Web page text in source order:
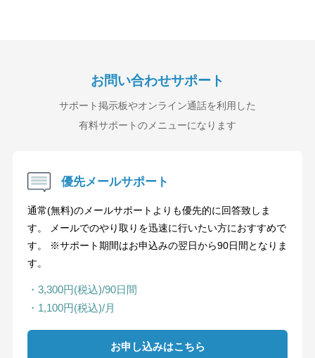
お問い合わせサポート
サポート掲示板やオンライン通話を利用した
有料サポートのメニューになります
優先メールサポート
通常(無料)のメールサポートよりも優先的に回答致しま
す。 メールでのやり取りを迅速に行いたい方におすすめで
す。 ※サポート期間はお申込みの翌日から90日間となりま
す。
・3,300円(税込)/90日間
・1,100円(税込)/月
お申し込みはこちら